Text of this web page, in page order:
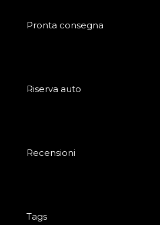
Pronta consegna
Riserva auto
Recensioni
Tags